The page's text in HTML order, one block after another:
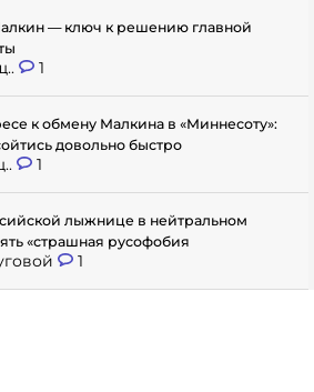
— ключ к решению главной
1
к обмену Малкина в «Миннесоту»:
довольно быстро
1
лыжнице в нейтральном
«страшная русофобия
1